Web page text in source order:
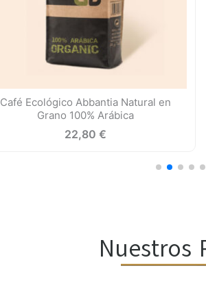
Café Ecológico Abbantia Natural en
Grano 100% Arábica
22,80 €
Nuestros